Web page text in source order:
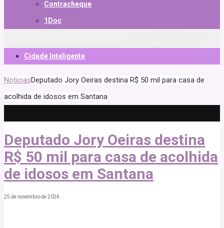
Contracheque
1Doc
Cidade Inteligente
NoticiasDeputado Jory Oeiras destina R$ 50 mil para casa de
acolhida de idosos em Santana
Deputado Jory Oeiras destina
R$ 50 mil para casa de acolhida
de idosos em Santana
25 de novembro de 2024